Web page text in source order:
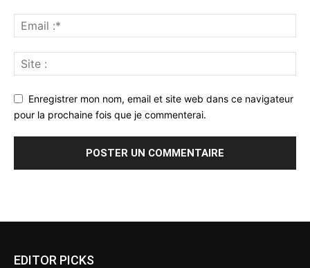
Enregistrer mon nom, email et site web dans ce navigateur
pour la prochaine fois que je commenterai.
EDITOR PICKS